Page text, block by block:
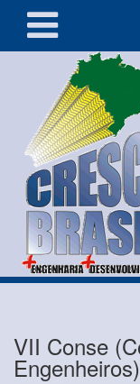
VII Conse
Engenheiros)